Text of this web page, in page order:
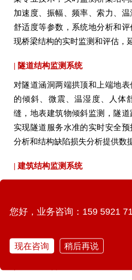
加速度、振幅、频率、索力、
舒适度等参数，系统地分析和
现桥梁结构的实时监测和评估，
| 隧道结构监测系统
对隧道涵洞两端拱顶和上端地
的倾斜、微震、温湿度、人体
缝，地表建筑物倾斜监测，隧道
实现隧道服务水准的实时安全
分析和结构缺陷损失分析提供数
| 建筑结构监测系统
对潜在灾害进行提前预警，对突
撑，实现对建筑健康状态的实时
您好，业务咨询：159 5921
现在咨询 稍后再说